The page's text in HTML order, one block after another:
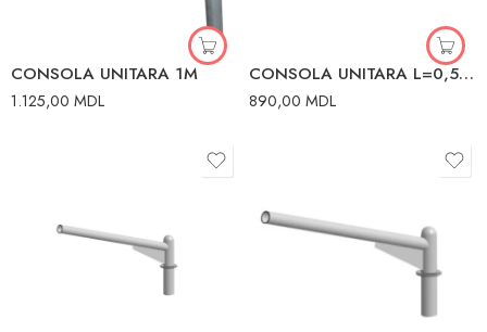
CONSOLA UNITARA 1M
1.125,00 MDL
CONSOLA UNITARA L=0,5M D.76/60mm GRI
890,00 MDL